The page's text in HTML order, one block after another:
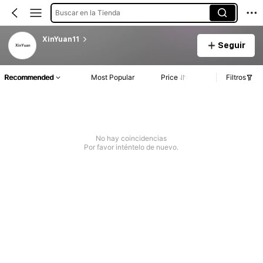
Buscar en la Tienda
XinYuan11
Seguir
Recommended Most Popular Price Filtros
No hay coincidencias
Por favor inténtelo de nuevo.